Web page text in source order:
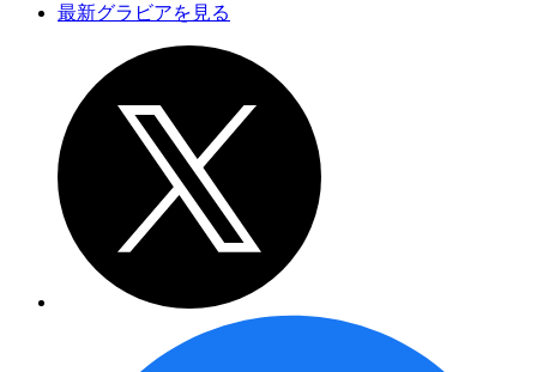
最新グラビアを見る